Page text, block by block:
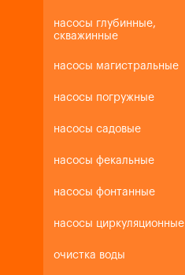
насосы глубинные,
скважинные
насосы магистральные
насосы погружные
насосы садовые
насосы фекальные
насосы фонтанные
насосы циркуляционные
очистка воды